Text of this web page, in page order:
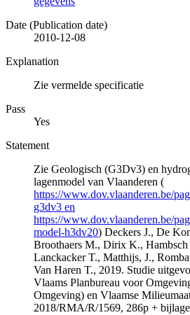
Date (Publication date)
2010-12-08
Explanation
Zie vermelde specificatie
Pass
Yes
Statement
Zie Geologisch (G3Dv3) en
lagenmodel van Vlaanderen (
https://www.dov.vlaanderen.be/
g3dv3 en
https://www.dov.vlaanderen.be/
model-h3dv20) Deckers J., De
Broothaers M., Dirix K.,
Lanckacker T., Matthijs, J.,
Van Haren T., 2019. Studie
Vlaams Planbureau voor
Omgeving) en Vlaamse
2018/RMA/R/1569, 286p +